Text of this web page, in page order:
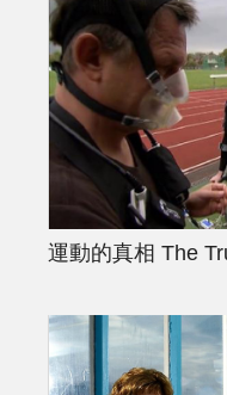
運動的真相 The